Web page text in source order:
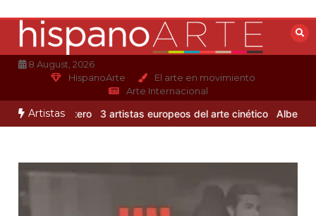
contenido
8 August, 2026
HispanoArte
El arte en movimiento
Arte Internacional
Artistas
Otero 3 artistas europeos del arte cinético Albert